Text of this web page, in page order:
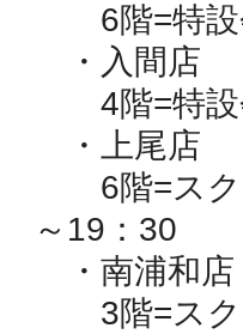
6階=
・入間店
4階=特設
・上尾店
6階=スク
～19：30
・南浦和店
3階=スク